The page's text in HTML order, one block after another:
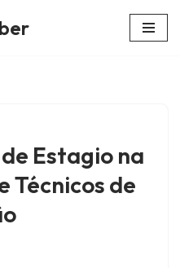
Estagio na
Técnicos de